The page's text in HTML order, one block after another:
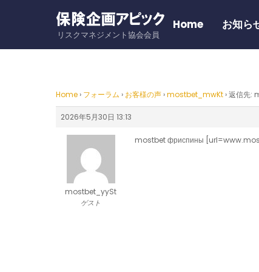
リスクマネジメント協会会員
Home お知ら
Home › フォーラム › お客様の声 ›mostbet_mwKt ›返信先:
2026年5月30日 13:13
mostbet_yySt
ゲスト
mostbet фриспины